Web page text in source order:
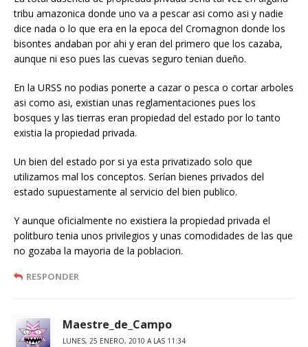
tribu amazonica donde uno va a pescar asi como asi y nadie
dice nada o lo que era en la epoca del Cromagnon donde los
bisontes andaban por ahi y eran del primero que los cazaba,
aunque ni eso pues las cuevas seguro tenian dueño.
En la URSS no podias ponerte a cazar o pesca o cortar arboles
asi como asi, existian unas reglamentaciones pues los
bosques y las tierras eran propiedad del estado por lo tanto
existia la propiedad privada.
Un bien del estado por si ya esta privatizado solo que
utilizamos mal los conceptos. Serían bienes privados del
estado supuestamente al servicio del bien publico.
Y aunque oficialmente no existiera la propiedad privada el
politburo tenia unos privilegios y unas comodidades de las que
no gozaba la mayoria de la poblacion.
RESPONDER
Maestre_de_Campo
LUNES, 25 ENERO, 2010 A LAS 11:34